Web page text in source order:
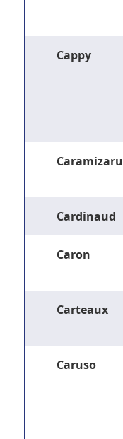
Cappy
Caramizaru
Cardinaud
Caron
Carteaux
Caruso